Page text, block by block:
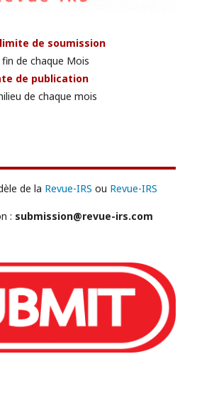
de soumission
fin de chaque Mois
de publication
de chaque mois
de la Revue-IRS ou Revue-IRS
: submission@revue-irs.com